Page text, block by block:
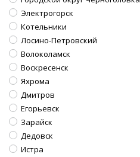
Электрогорск
Котельники
Лосино-Петровский
Волоколамск
Воскресенск
Яхрома
Дмитров
Егорьевск
Зарайск
Дедовск
Истра